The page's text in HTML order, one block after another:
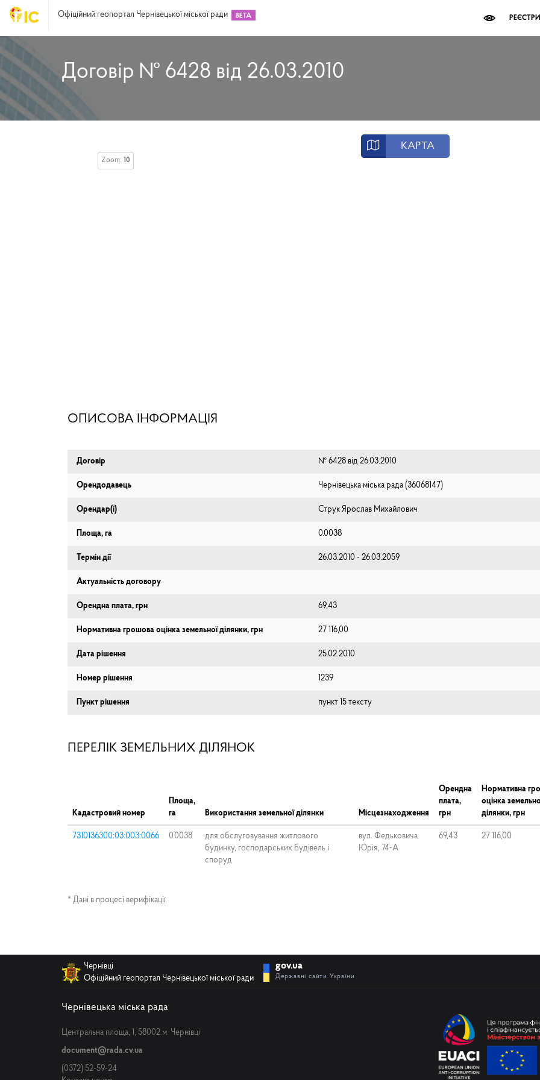
Офіційний геопортал Чернівецької міської ради РЕЄСТРИ
Договір № 6428 від 26.03.2010
КАРТА
Zoom: 10
ОПИСОВА ІНФОРМАЦІЯ
Договір № 6428 від 26.03.2010
Орендодавець Чернівецька міська рада (⁨36068147⁩)
Орендар(і) Струк Ярослав Михайлович
Площа, га 0.0038
Термін дії 26.03.2010 - 26.03.2059
Актуальність договору
Орендна плата, грн 69,43
Нормативна грошова оцінка земельної ділянки, грн 27 116,00
Дата рішення 25.02.2010
Номер рішення 1239
Пункт рішення пункт 15 тексту
ПЕРЕЛІК ЗЕМЕЛЬНИХ ДІЛЯНОК
Кадастровий номер
Площа,
га
Використання земельної ділянки Місцезнаходження
Орендна
плата,
грн
Нормативна
оцінка
ділянки, грн
7310136300:03:003:0066 0.0038
для обслуговування житлового
будинку, господарських будівель і
споруд
вул. Федьковича
Юрія, 74-А
69,43 27 116,00
* Дані в процесі верифікації
Чернівці
Офіційний геопортал Чернівецької міської ради
gov.ua
Державні сайти України
Чернівецька міська рада
Центральна площа, 1, 58002 м. Чернівці
document@rada.cv.ua
(0372) 52-59-24